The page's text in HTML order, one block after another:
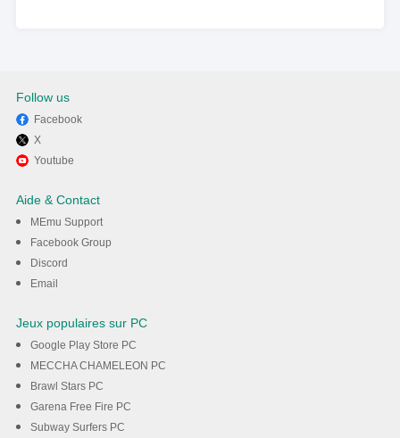
Follow us
Facebook
X
Youtube
Aide & Contact
MEmu Support
Facebook Group
Discord
Email
Jeux populaires sur PC
Google Play Store PC
MECCHA CHAMELEON PC
Brawl Stars PC
Garena Free Fire PC
Subway Surfers PC